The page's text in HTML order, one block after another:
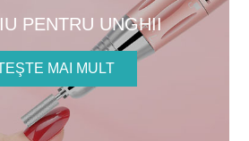
PENTRU UNGHII
MAI MULT